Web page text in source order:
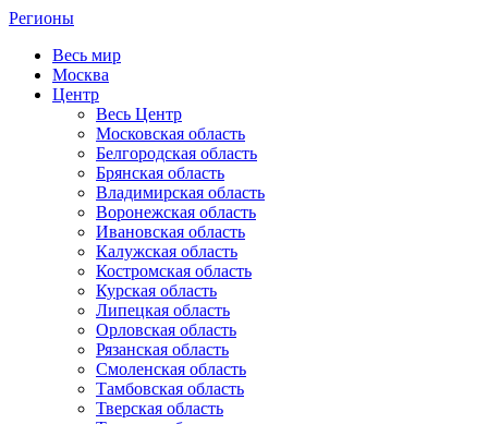
Регионы
Весь мир
Москва
Центр
Весь Центр
Московская область
Белгородская область
Брянская область
Владимирская область
Воронежская область
Ивановская область
Калужская область
Костромская область
Курская область
Липецкая область
Орловская область
Рязанская область
Смоленская область
Тамбовская область
Тверская область